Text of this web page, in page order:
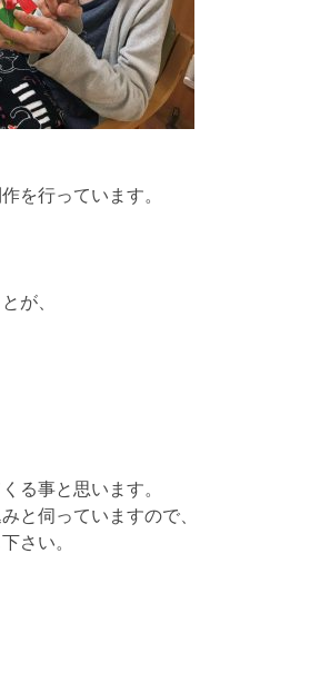
を行っています。
が、
る事と思います。
と伺っていますので、
さい。